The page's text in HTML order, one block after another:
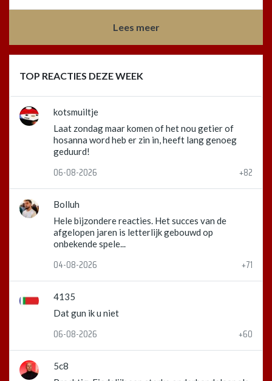
Lees meer
TOP REACTIES DEZE WEEK
kotsmuiltje
Laat zondag maar komen of het nou getier of
hosanna word heb er zin in, heeft lang genoeg
geduurd!
06-08-2026 +82
Bolluh
Hele bijzondere reacties. Het succes van de
afgelopen jaren is letterlijk gebouwd op
onbekende spele...
04-08-2026 +71
4135
Dat gun ik u niet
06-08-2026 +60
5c8